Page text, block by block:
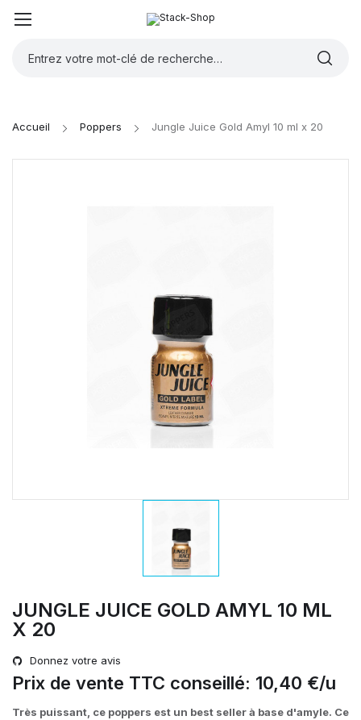
Accueil Poppers Jungle Juice Gold Amyl 10 ml x 20
JUNGLE JUICE GOLD AMYL 10 ML
X 20
Donnez votre avis
Prix de vente TTC conseillé: 10,40 €/u
Très puissant, ce poppers est un best seller à base d'amyle. Ce